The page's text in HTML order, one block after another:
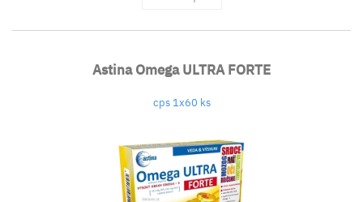
Astina Omega ULTRA FORTE
cps 1x60 ks